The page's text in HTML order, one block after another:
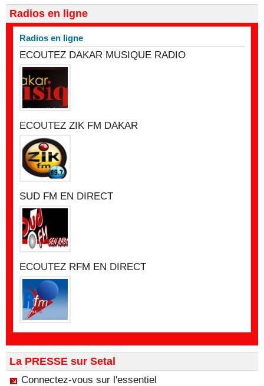
Radios en ligne
Radios en ligne
ECOUTEZ DAKAR MUSIQUE RADIO
ECOUTEZ ZIK FM DAKAR
SUD FM EN DIRECT
ECOUTEZ RFM EN DIRECT
La PRESSE sur Setal
Connectez-vous sur l'essentiel